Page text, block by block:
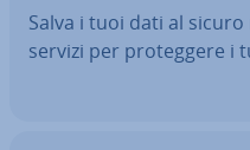
Salva i tuoi dati al
servizi per pro­teg­ge­re i